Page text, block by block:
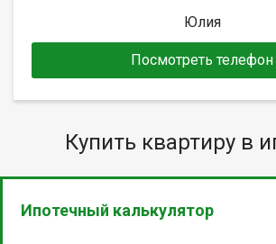
Юлия
Посмотреть телефон
Купить квартиру в
Ипотечный калькулятор